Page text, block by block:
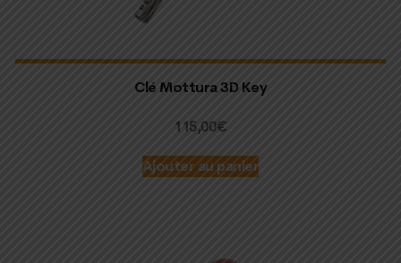
Clé Mottura 3D Key
115,00€
Ajouter au panier